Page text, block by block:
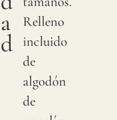
a
d
Relleno
incluido
de
algodón
de